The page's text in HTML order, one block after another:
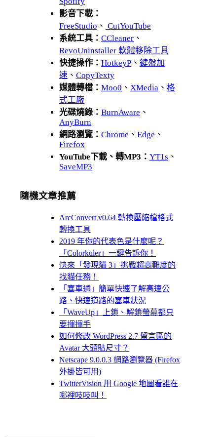
影音下載：
FreeStudio 、 CutYouTube
系統工具： CCleaner 、
RevoUninstaller 軟體移除工具
快捷操作： HotkeyP 、 鍵盤加
速 、 CopyTexty
媒體轉檔： Moo0 、 XMedia 、 格
式工廠
光碟燒錄： BurnAware 、
AnyBurn
網路瀏覽： Chrome 、 Edge 、
Firefox
YouTube下載、轉MP3： YT1s 、
SaveMP3
隨機文章推薦
ArcConvert v0.64 轉換壓縮檔格式
轉換工具
2019 年你的代表色是什麼呢？
「Colorkuler」一鍵告訴你！
快來「發現貓 3」挑戰超高難度的
找貓任務！
「塞車通」簡單快速了解高速公
路、快速道路的塞車狀況
「WaveUp」上鎖、解鎖螢幕都只
要揮揮手
如何修改 WordPress 2.7 留言區的
Avatar 大頭貼尺寸？
Netscape 9.0.0.3 網路瀏覽器 (Firefox
外掛皆可用)
TwitterVision 用 Google 地圖看誰在
哪裡吱吱叫！